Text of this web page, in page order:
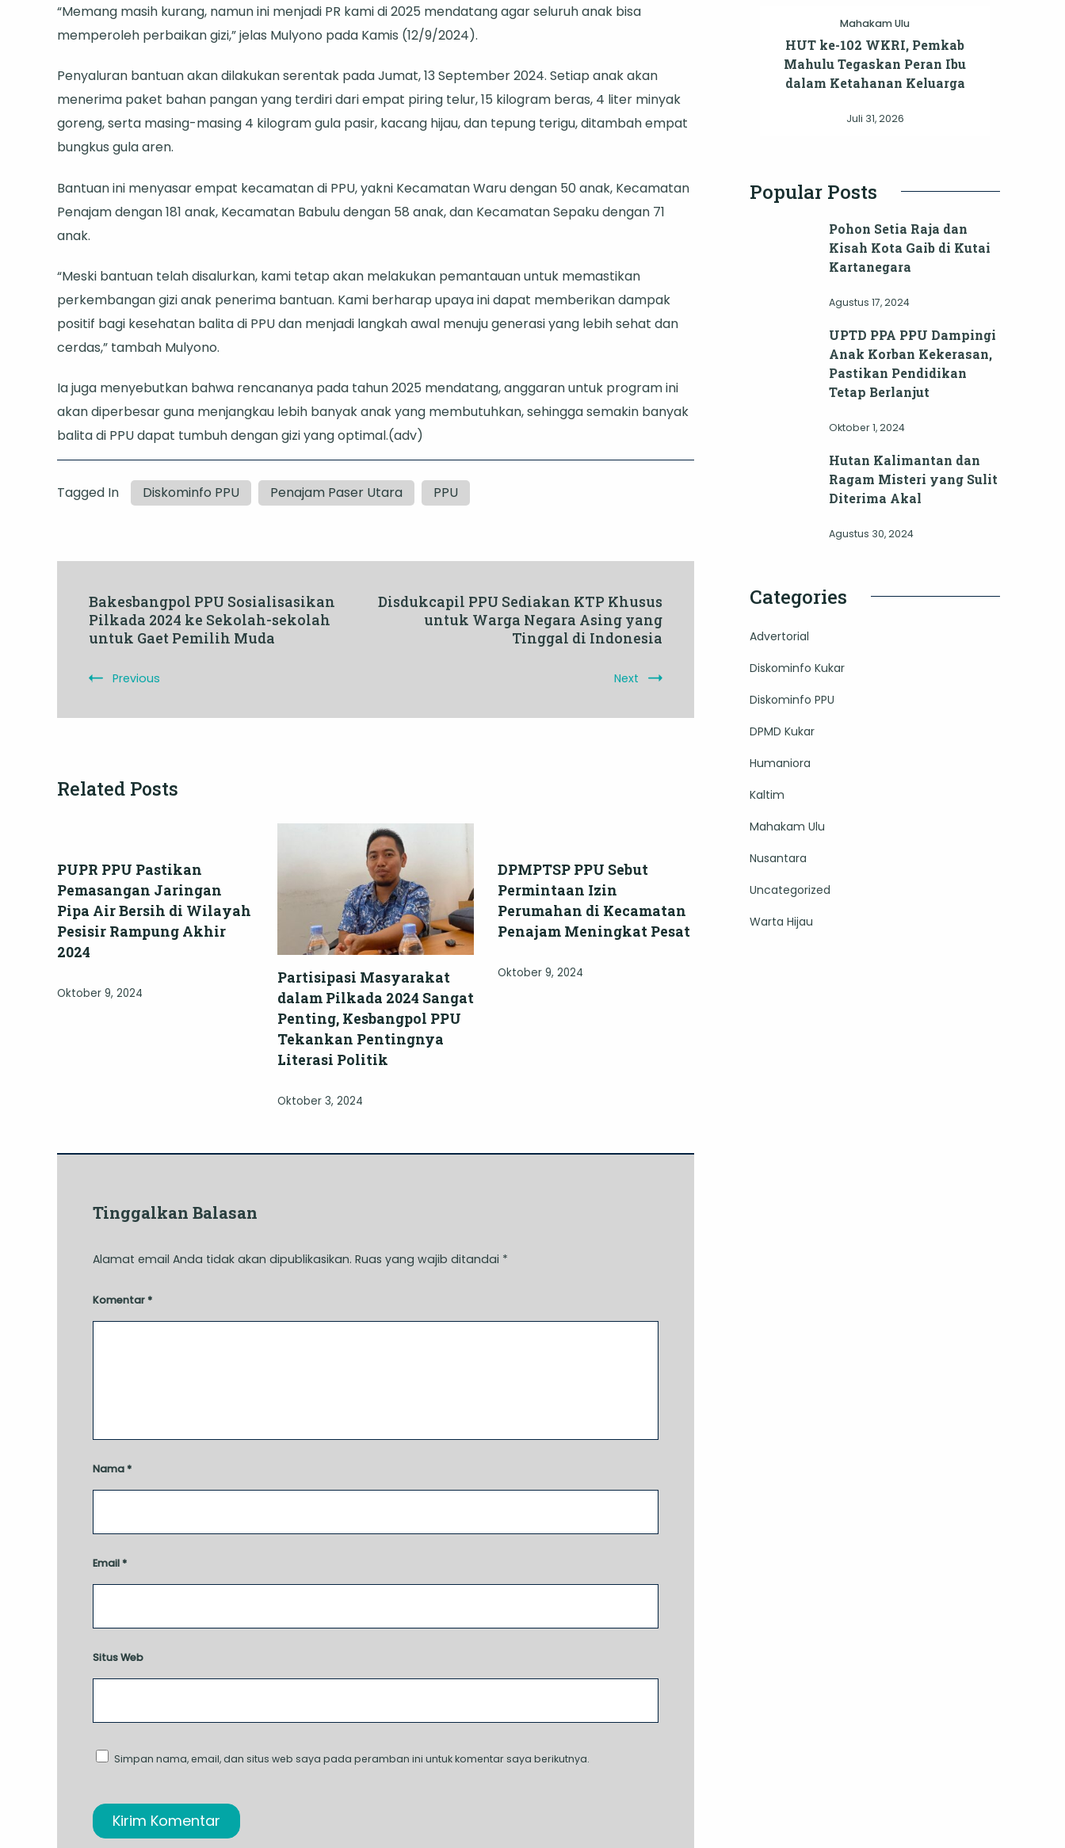
“Memang masih kurang, namun ini menjadi PR kami di 2025 mendatang agar seluruh anak bisa
memperoleh perbaikan gizi,” jelas Mulyono pada Kamis (12/9/2024).
Penyaluran bantuan akan dilakukan serentak pada Jumat, 13 September 2024. Setiap anak akan
menerima paket bahan pangan yang terdiri dari empat piring telur, 15 kilogram beras, 4 liter minyak
goreng, serta masing-masing 4 kilogram gula pasir, kacang hijau, dan tepung terigu, ditambah empat
bungkus gula aren.
Bantuan ini menyasar empat kecamatan di PPU, yakni Kecamatan Waru dengan 50 anak, Kecamatan
Penajam dengan 181 anak, Kecamatan Babulu dengan 58 anak, dan Kecamatan Sepaku dengan 71
anak.
“Meski bantuan telah disalurkan, kami tetap akan melakukan pemantauan untuk memastikan
perkembangan gizi anak penerima bantuan. Kami berharap upaya ini dapat memberikan dampak
positif bagi kesehatan balita di PPU dan menjadi langkah awal menuju generasi yang lebih sehat dan
cerdas,” tambah Mulyono.
Ia juga menyebutkan bahwa rencananya pada tahun 2025 mendatang, anggaran untuk program ini
akan diperbesar guna menjangkau lebih banyak anak yang membutuhkan, sehingga semakin banyak
balita di PPU dapat tumbuh dengan gizi yang optimal.(adv)
Tagged In Diskominfo PPU Penajam Paser Utara PPU
Post
Navigation
Bakesbangpol PPU Sosialisasikan
Pilkada 2024 ke Sekolah-sekolah
untuk Gaet Pemilih Muda
Previous
Disdukcapil PPU Sediakan KTP Khusus
untuk Warga Negara Asing yang
Tinggal di Indonesia
Next
Related Posts
PUPR PPU Pastikan
Pemasangan Jaringan
Pipa Air Bersih di Wilayah
Pesisir Rampung Akhir
2024
Oktober 9, 2024
Partisipasi Masyarakat
dalam Pilkada 2024 Sangat
Penting, Kesbangpol PPU
Tekankan Pentingnya
Literasi Politik
Oktober 3, 2024
DPMPTSP PPU Sebut
Permintaan Izin
Perumahan di Kecamatan
Penajam Meningkat Pesat
Oktober 9, 2024
Tinggalkan Balasan
Alamat email Anda tidak akan dipublikasikan. Ruas yang wajib ditandai *
Komentar *
Nama *
Email *
Situs Web
Simpan nama, email, dan situs web saya pada peramban ini untuk komentar saya berikutnya.
Mahakam Ulu
HUT ke-102 WKRI, Pemkab
Mahulu Tegaskan Peran Ibu
dalam Ketahanan Keluarga
Juli 31, 2026
Popular Posts
Pohon Setia Raja dan
Kisah Kota Gaib di Kutai
Kartanegara
Agustus 17, 2024
UPTD PPA PPU Dampingi
Anak Korban Kekerasan,
Pastikan Pendidikan
Tetap Berlanjut
Oktober 1, 2024
Hutan Kalimantan dan
Ragam Misteri yang Sulit
Diterima Akal
Agustus 30, 2024
Categories
Advertorial
Diskominfo Kukar
Diskominfo PPU
DPMD Kukar
Humaniora
Kaltim
Mahakam Ulu
Nusantara
Uncategorized
Warta Hijau